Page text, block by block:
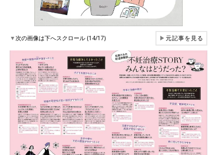
▼次の画像は下へスクロール (14/17) ▶元記事を見る